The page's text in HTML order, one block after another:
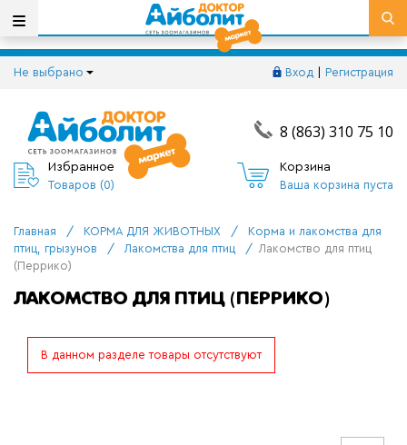
Не выбрано Вход Регистрация
8 (863) 310 75 10
Избранное
Товаров (0)
Корзина
Ваша корзина пуста
Главная / КОРМА ДЛЯ ЖИВОТНЫХ /
Корма и лакомства для
птиц, грызунов
/ Лакомства для птиц /
Лакомство для птиц
(Перрико)
ЛАКОМСТВО ДЛЯ ПТИЦ (ПЕРРИКО)
В данном разделе товары отсутствуют